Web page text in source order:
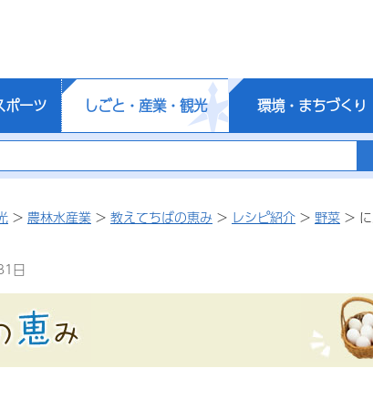
ポーツ しごと・産業・観光 環境・まちづくり
> 農林水産業 > 教えてちばの恵み > レシピ紹介 > 野菜 >
日